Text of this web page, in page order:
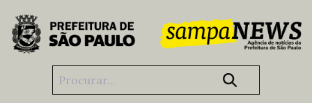
Pular para o Conteúdo principal